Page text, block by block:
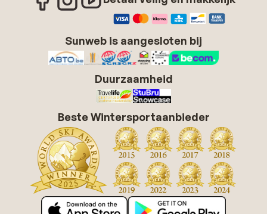
Sunweb is aangesloten bij
Duurzaamheid
Beste Wintersportaanbieder